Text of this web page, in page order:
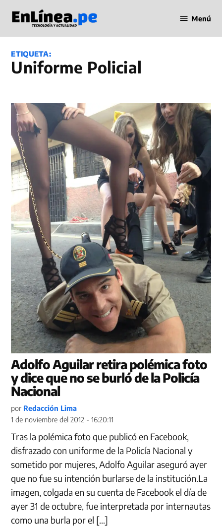
contenido
en Línea
Menú
ETIQUETA:
Uniforme Policial
Adolfo Aguilar retira polémica foto
y dice que no se burló de la Policía
Nacional
por Redacción Lima
1 de noviembre del 2012 - 16:20:11
Tras la polémica foto que publicó en Facebook,
disfrazado con uniforme de la Policía Nacional y
sometido por mujeres, Adolfo Aguilar aseguró ayer
que no fue su intención burlarse de la institución.La
imagen, colgada en su cuenta de Facebook el día de
ayer 31 de octubre, fue interpretada por internautas
como una burla por el […]